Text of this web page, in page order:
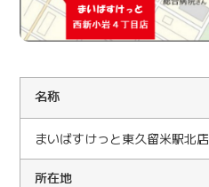
名称
まいばすけっと東久留米駅北店
所在地